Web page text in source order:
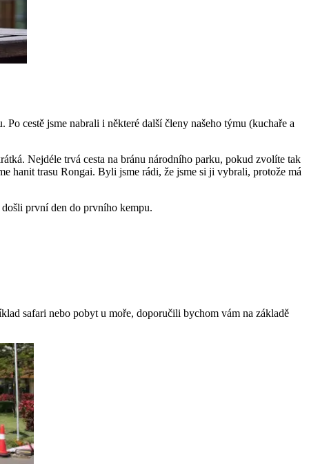
cestě jsme nabrali i některé další členy našeho týmu (kuchaře a
Nejdéle trvá cesta na bránu národního parku, pokud zvolíte tak
hanit trasu Rongai. Byli jsme rádi, že jsme si ji vybrali, protože má
první den do prvního kempu.
safari nebo pobyt u moře, doporučili bychom vám na základě